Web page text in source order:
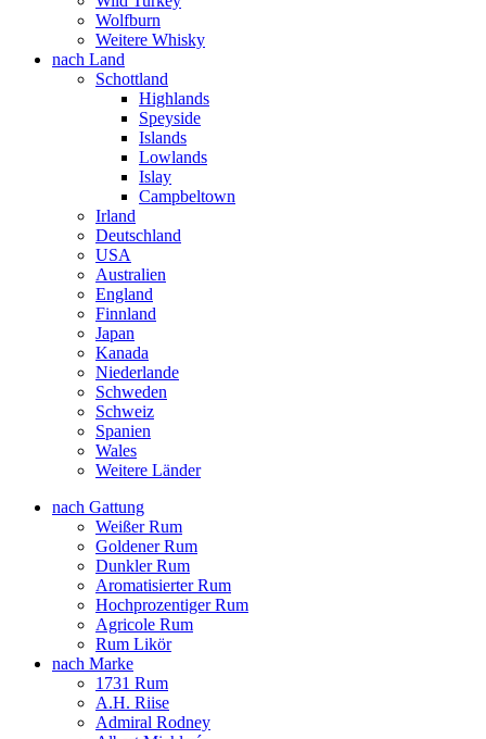
Wolfburn
Weitere Whisky
nach Land
Schottland
Highlands
Speyside
Islands
Lowlands
Islay
Campbeltown
Irland
Deutschland
USA
Australien
England
Finnland
Japan
Kanada
Niederlande
Schweden
Schweiz
Spanien
Wales
Weitere Länder
nach Gattung
Weißer Rum
Goldener Rum
Dunkler Rum
Aromatisierter Rum
Hochprozentiger Rum
Agricole Rum
Rum Likör
nach Marke
1731 Rum
A.H. Riise
Admiral Rodney